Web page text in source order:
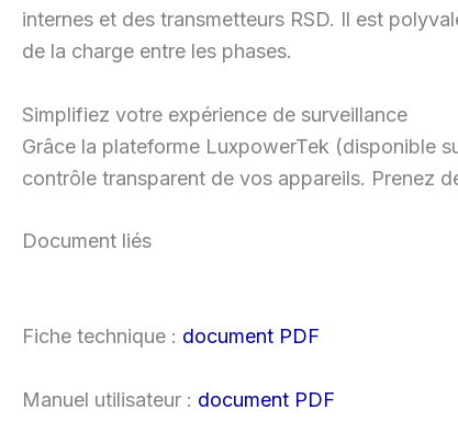
internes et des transmetteurs RSD. Il est
de la charge entre les phases.
Simplifiez votre expérience de surveillance
Grâce la plateforme LuxpowerTek (disponible
contrôle transparent de vos appareils. Prenez
Document liés
Fiche technique : document PDF
Manuel utilisateur : document PDF